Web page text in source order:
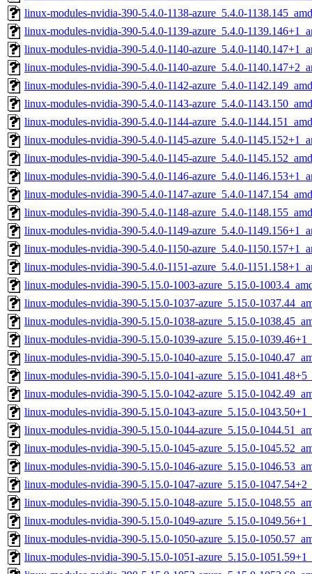
linux-modules-nvidia-390-5.4.0-1138-azure_5.4.0-
linux-modules-nvidia-390-5.4.0-1139-azure_5.4.0-
linux-modules-nvidia-390-5.4.0-1140-azure_5.4.0-
linux-modules-nvidia-390-5.4.0-1140-azure_5.4.0-
linux-modules-nvidia-390-5.4.0-1142-azure_5.4.0-
linux-modules-nvidia-390-5.4.0-1143-azure_5.4.0-
linux-modules-nvidia-390-5.4.0-1144-azure_5.4.0-
linux-modules-nvidia-390-5.4.0-1145-azure_5.4.0-
linux-modules-nvidia-390-5.4.0-1145-azure_5.4.0-
linux-modules-nvidia-390-5.4.0-1146-azure_5.4.0-
linux-modules-nvidia-390-5.4.0-1147-azure_5.4.0-
linux-modules-nvidia-390-5.4.0-1148-azure_5.4.0-
linux-modules-nvidia-390-5.4.0-1149-azure_5.4.0-
linux-modules-nvidia-390-5.4.0-1150-azure_5.4.0-
linux-modules-nvidia-390-5.4.0-1151-azure_5.4.0-
linux-modules-nvidia-390-5.15.0-1003-azure_5.15.0-
linux-modules-nvidia-390-5.15.0-1037-azure_5.15.0-
linux-modules-nvidia-390-5.15.0-1038-azure_5.15.0-
linux-modules-nvidia-390-5.15.0-1039-azure_5.15.0-
linux-modules-nvidia-390-5.15.0-1040-azure_5.15.0-
linux-modules-nvidia-390-5.15.0-1041-azure_5.15.0-
linux-modules-nvidia-390-5.15.0-1042-azure_5.15.0-
linux-modules-nvidia-390-5.15.0-1043-azure_5.15.0-
linux-modules-nvidia-390-5.15.0-1044-azure_5.15.0-
linux-modules-nvidia-390-5.15.0-1045-azure_5.15.0-
linux-modules-nvidia-390-5.15.0-1046-azure_5.15.0-
linux-modules-nvidia-390-5.15.0-1047-azure_5.15.0-
linux-modules-nvidia-390-5.15.0-1048-azure_5.15.0-
linux-modules-nvidia-390-5.15.0-1049-azure_5.15.0-
linux-modules-nvidia-390-5.15.0-1050-azure_5.15.0-
linux-modules-nvidia-390-5.15.0-1051-azure_5.15.0-